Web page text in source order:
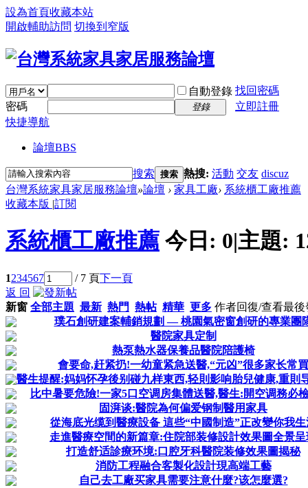
設為首頁收藏本站
開啟輔助訪問 切換到窄版
自動登錄 找回密碼
密碼
登錄
立即註冊
快捷導航
論壇BBS
搜索 搜索 熱搜: 活動 交友 discuz
台灣系統家具家居服務論壇»論壇 › 家具工廠› 系統櫃工廠推薦
收藏本版 |訂閱
系統櫃工廠推薦 今日: 0|主題:
1234567 / 7 頁下一頁
返 回
新窗 全部主題 最新 熱門 熱帖 精華 更多 作者回復/查看最後
璞石創研建案輔銷規劃 — 桃園氣密窗創研的專業團
醫院家具定制
熱泵熱水器保養品醫院陪護椅
會要命,赶紧扔!一幼童紧急送醫,“元凶”很多家长常買
醫生提醒:妈妈怀孕後别碰九样東西,轻則影响胎兒健康,重則
比中暑要危險!一家5口空调房集體送醫,醫生:開空调務必
固湃谈:醫院為何偏爱钢制醫用家具
從海底光缆到醫療設备 這些“中國制造”正改變你我生
走進醫療空間的新篇章:住院部装修設計效果圖全景呈
打造舒适診療环境:口腔牙科醫院装修效果圖揭秘
消防工程融合客製化設計現高端工藝
自己去工廠买家具需要注意什麼?该怎麼選?